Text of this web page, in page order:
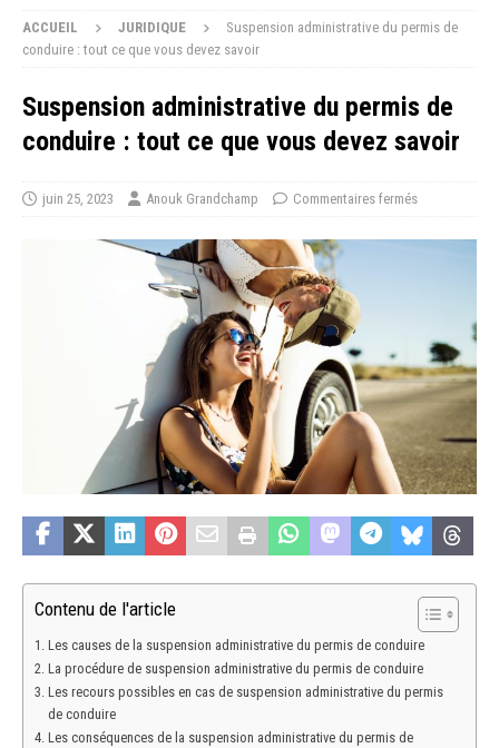
ACCUEIL JURIDIQUE
Suspension administrative du permis de
conduire : tout ce que vous devez savoir
Suspension administrative du permis de
conduire : tout ce que vous devez savoir
juin 25, 2023 Anouk Grandchamp Commentaires fermés
Contenu de l'article
Les causes de la suspension administrative du permis de conduire
La procédure de suspension administrative du permis de conduire
Les recours possibles en cas de suspension administrative du permis
de conduire
Les conséquences de la suspension administrative du permis de